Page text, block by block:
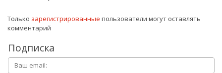
Только зарегистрированные пользователи могут оставлять
комментарий
Подписка